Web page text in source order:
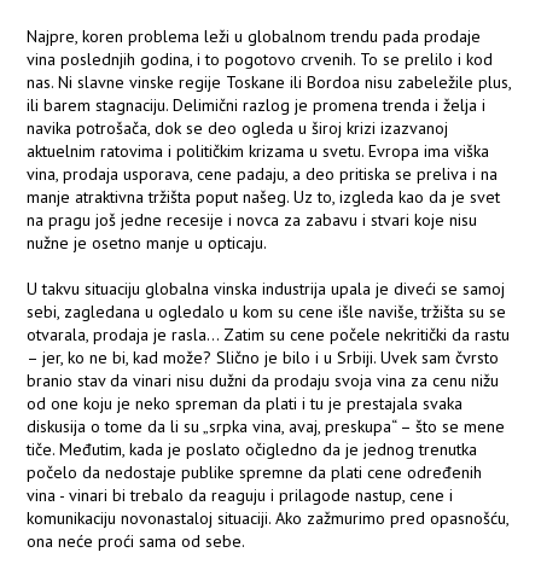
Najpre, koren problema leži u globalnom trendu pada prodaje
vina poslednjih godina, i to pogotovo crvenih. To se prelilo i kod
nas. Ni slavne vinske regije Toskane ili Bordoa nisu zabeležile plus,
ili barem stagnaciju. Delimični razlog je promena trenda i želja i
navika potrošača, dok se deo ogleda u široj krizi izazvanoj
aktuelnim ratovima i političkim krizama u svetu. Evropa ima viška
vina, prodaja usporava, cene padaju, a deo pritiska se preliva i na
manje atraktivna tržišta poput našeg. Uz to, izgleda kao da je svet
na pragu još jedne recesije i novca za zabavu i stvari koje nisu
nužne je osetno manje u opticaju.
U takvu situaciju globalna vinska industrija upala je diveći se samoj
sebi, zagledana u ogledalo u kom su cene išle naviše, tržišta su se
otvarala, prodaja je rasla… Zatim su cene počele nekritički da rastu
– jer, ko ne bi, kad može? Slično je bilo i u Srbiji. Uvek sam čvrsto
branio stav da vinari nisu dužni da prodaju svoja vina za cenu nižu
od one koju je neko spreman da plati i tu je prestajala svaka
diskusija o tome da li su „srpka vina, avaj, preskupa“ – što se mene
tiče. Međutim, kada je poslato očigledno da je jednog trenutka
počelo da nedostaje publike spremne da plati cene određenih
vina - vinari bi trebalo da reaguju i prilagode nastup, cene i
komunikaciju novonastaloj situaciji. Ako zažmurimo pred opasnošću,
ona neće proći sama od sebe.